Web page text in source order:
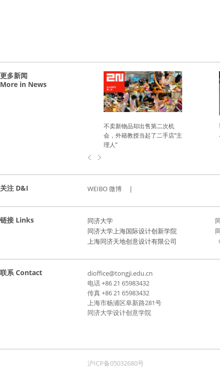
更多新闻
More in News
不卖新物品却出售第二次机
会，外籍教授当起了二手店“主
课程
与批
关注 D&I WEIBO 微博 |
链接 Links 同济大学
同济大学上海国际设计创新学院
上海同济天地创意设计有限公司
联系 Contact
dioffice@tongji.edu.cn
电话 +86 21 65983432
传真 +86 21 65983432
上海市杨浦区阜新路281号
同济大学设计创意学院
沪ICP备05032680号